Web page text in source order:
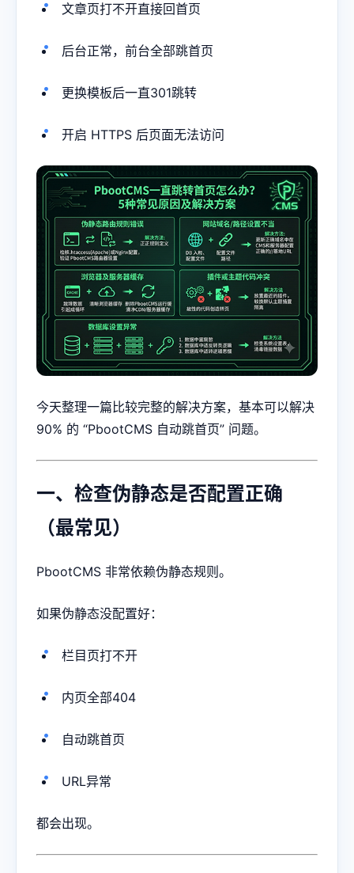
文章页打不开直接回首页
后台正常，前台全部跳首页
更换模板后一直301跳转
开启 HTTPS 后页面无法访问
今天整理一篇比较完整的解决方案，基本可以解决
90% 的 “PbootCMS 自动跳首页” 问题。
一、检查伪静态是否配置正确
（最常见）
PbootCMS 非常依赖伪静态规则。
如果伪静态没配置好：
栏目页打不开
内页全部404
自动跳首页
URL异常
都会出现。